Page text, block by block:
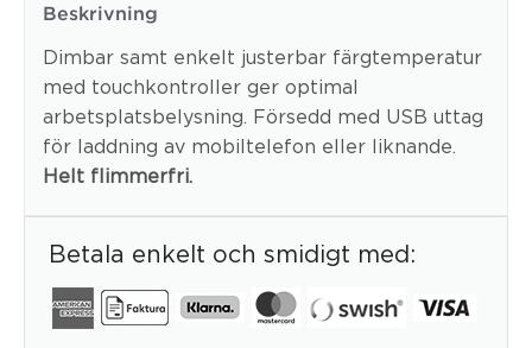
Beskrivning
Dimbar samt enkelt justerbar färgtemperatur
med touchkontroller ger optimal
arbetsplatsbelysning. Försedd med USB uttag
för laddning av mobiltelefon eller liknande.
Helt flimmerfri.
Betala enkelt och smidigt med: